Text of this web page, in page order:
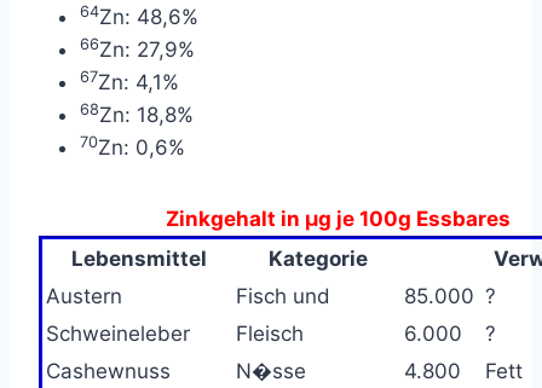
64Zn: 48,6%
66Zn: 27,9%
67Zn: 4,1%
68Zn: 18,8%
70Zn: 0,6%
Zinkgehalt in µg je 100g Essbares
Lebensmittel
Kategorie
Austern
Fisch und 85.000 ?
Schweineleber
Fleisch 6.000
?
Cashewnuss
N�sse 4.800
Fett